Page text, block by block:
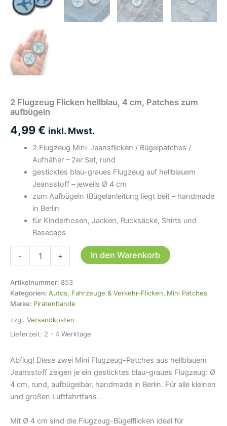
2 Flugzeug Flicken hellblau, 4 cm, Patches zum
aufbügeln
4,99€ inkl. Mwst.
2 Flugzeug Mini-Jeansflicken / Bügelpatches /
Aufnäher – 2er Set, rund
gesticktes blau-graues Flugzeug auf hellblauem
Jeansstoff – jeweils Ø 4 cm
zum Aufbügeln (Bügelanleitung liegt bei) – handmade
in Berlin
für Kinderhosen, Jacken, Rucksäcke, Shirts und
Basecaps
-
hellblau,
4
cm,
zum
aufbügeln
+ In den Warenkorb
Artikelnummer: 853
Kategorien: Autos, Fahrzeuge & Verkehr-Flicken, Mini Patches
Marke: Piratenbande
zzgl. Versandkosten
Lieferzeit: 2 - 4 Werktage
Abflug! Diese zwei Mini Flugzeug-Patches aus hellblauem
Jeansstoff zeigen je ein gesticktes blau-graues Flugzeug: Ø
4 cm, rund, aufbügelbar, handmade in Berlin. Für alle kleinen
und großen Luftfahrtfans.
Mit Ø 4 cm sind die Flugzeug-Bügelflicken ideal für